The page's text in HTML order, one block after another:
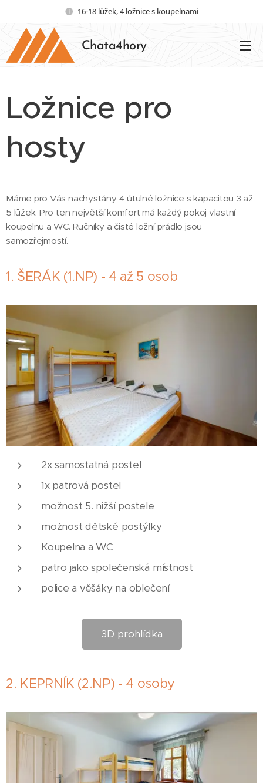
16-18 lůžek, 4 ložnice s koupelnami
Chata4hory
Ložnice pro
hosty
Máme pro Vás nachystány 4 útulné ložnice s kapacitou 3 až
5 lůžek. Pro ten největší komfort má každý pokoj vlastní
koupelnu a WC. Ručníky a čisté ložní prádlo jsou
samozřejmostí.
1. ŠERÁK (1.NP) - 4 až 5 osob
2x samostatná postel
1x patrová postel
možnost 5. nižší postele
možnost dětské postýlky
Koupelna a WC
patro jako společenská místnost
police a věšáky na oblečení
3D prohlídka
2. KEPRNÍK (2.NP) - 4 osoby